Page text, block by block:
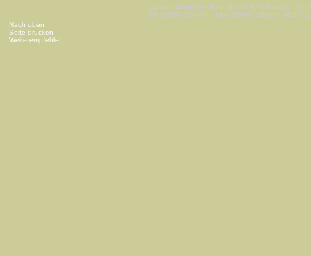
Carsten Schnitter - Baumdienst & Fällbetrieb -
Tel. 035842 26446 - Fax 035842 26699 - Mobil
Nach oben
Seite drucken
Weiterempfehlen